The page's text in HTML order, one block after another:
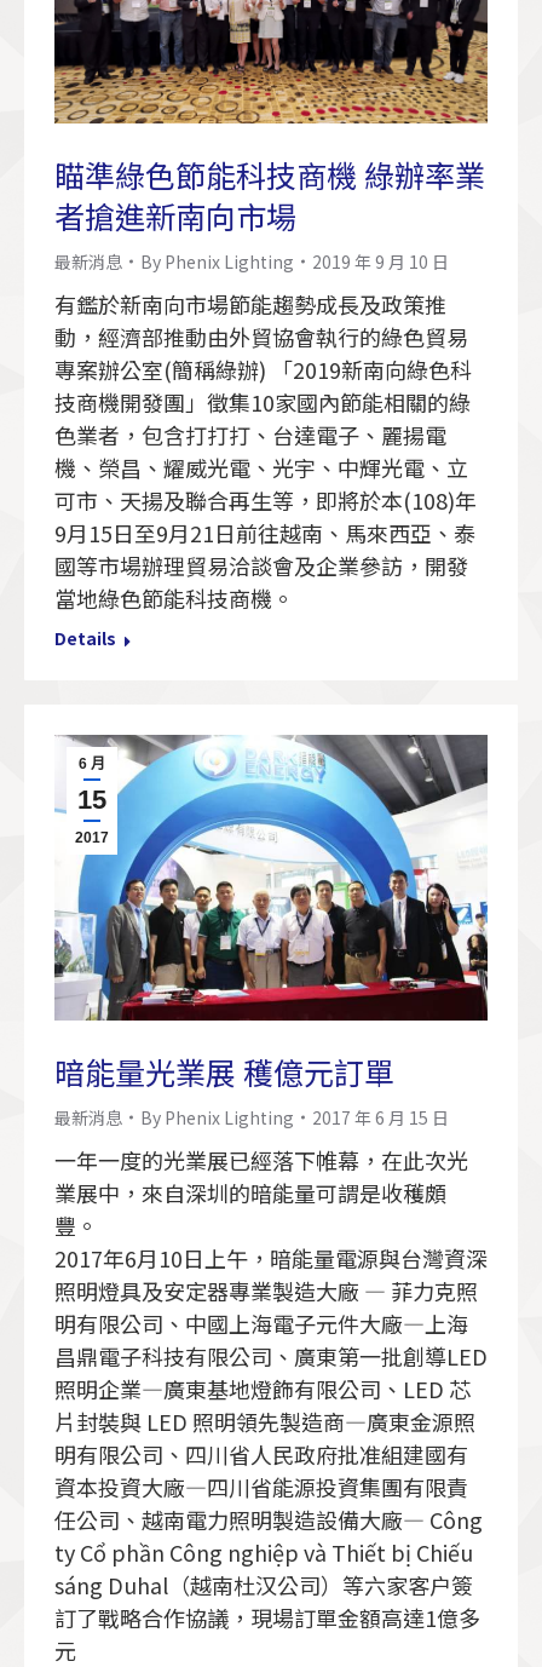
瞄準綠色節能科技商機 綠辦率業
者搶進新南向市場
最新消息 By Phenix Lighting 2019 年 9 月 10 日
有鑑於新南向市場節能趨勢成長及政策推
動，經濟部推動由外貿協會執行的綠色貿易
專案辦公室(簡稱綠辦) 「2019新南向綠色科
技商機開發團」徵集10家國內節能相關的綠
色業者，包含打打打、台達電子、麗揚電
機、榮昌、耀威光電、光宇、中輝光電、立
可市、天揚及聯合再生等，即將於本(108)年
9月15日至9月21日前往越南、馬來西亞、泰
國等市場辦理貿易洽談會及企業參訪，開發
當地綠色節能科技商機。
Details
6 月
15
2017
暗能量光業展 穫億元訂單
最新消息 By Phenix Lighting 2017 年 6 月 15 日
一年一度的光業展已經落下帷幕，在此次光
業展中，來自深圳的暗能量可謂是收穫頗
豐。
2017年6月10日上午，暗能量電源與台灣資深
照明燈具及安定器專業製造大廠 — 菲力克照
明有限公司、中國上海電子元件大廠—上海
昌鼎電子科技有限公司、廣東第一批創導LED
照明企業—廣東基地燈飾有限公司、LED 芯
片封裝與 LED 照明領先製造商—廣東金源照
明有限公司、四川省人民政府批准組建國有
資本投資大廠—四川省能源投資集團有限責
任公司、越南電力照明製造設備大廠— Công
ty Cổ phần Công nghiệp và Thiết bị Chiếu
sáng Duhal（越南杜汉公司）等六家客户簽
訂了戰略合作協議，現場訂單金額高達1億多
元